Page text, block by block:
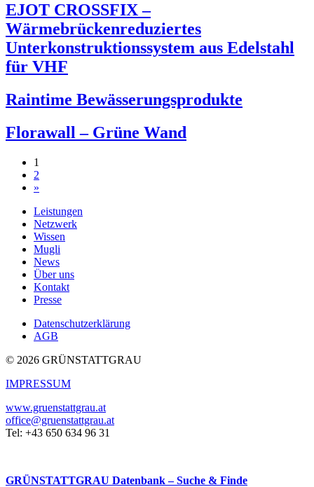
EJOT CROSSFIX –
Wärmebrückenreduziertes
Unterkonstruktionssystem aus Edelstahl
für VHF
Raintime Bewässerungsprodukte
Florawall – Grüne Wand
Beitragsnavigation
1
2
»
Leistungen
Netzwerk
Wissen
Mugli
News
Über uns
Kontakt
Presse
Datenschutzerklärung
AGB
© 2026 GRÜNSTATTGRAU
IMPRESSUM
www.gruenstattgrau.at
office@gruenstattgrau.at
Tel: +43 650 634 96 31
GRÜNSTATTGRAU Datenbank – Suche & Finde